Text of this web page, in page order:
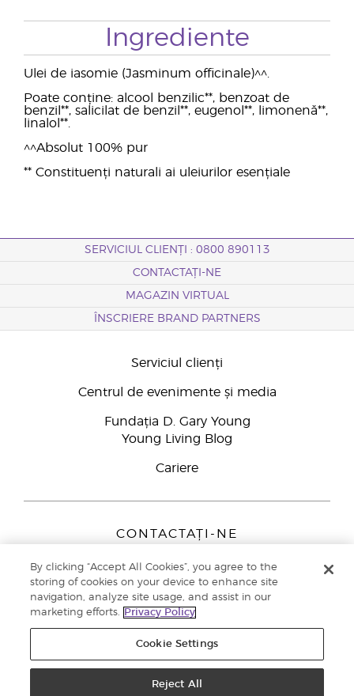
Ingrediente
Ulei de iasomie (Jasminum officinale)^^.
Poate conține: alcool benzilic**, benzoat de
benzil**, salicilat de benzil**, eugenol**, limonenă**,
linalol**.
^^Absolut 100% pur
** Constituenți naturali ai uleiurilor esențiale
SERVICIUL CLIENȚI : 0800 890113
CONTACTAȚI-NE
MAGAZIN VIRTUAL
ÎNSCRIERE BRAND PARTNERS
Serviciul clienți
Centrul de evenimente și media
Fundația D. Gary Young
Young Living Blog
Cariere
CONTACTAȚI-NE
Peizerweg 97
9727 AJ Groningen
Netherlands
Înscriere Brand Partners0800 890113
Politica de confidențialitate
By clicking “Accept All Cookies”, you agree to the
storing of cookies on your device to enhance site
navigation, analyze site usage, and assist in our
marketing efforts.
Privacy Policy
Cookie Settings
Reject All